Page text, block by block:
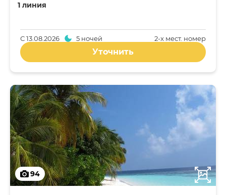
1 линия
2-x мест. номер
С13.08.2026 5 ночей
Уточнить
94